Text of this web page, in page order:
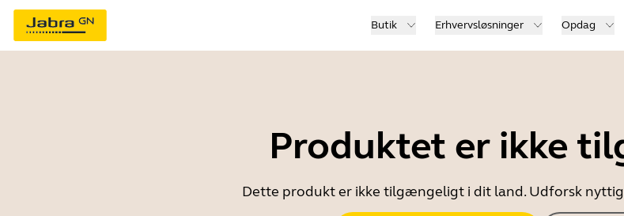
Butik Erhvervsløsninger Opdag
Produktet er ikke
Dette produkt er ikke tilgængeligt i dit land. Udforsk